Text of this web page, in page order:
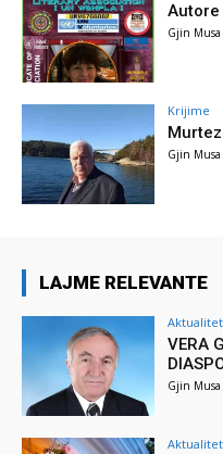
Autore
Gjin Musa
Krijime
Gjin Musa
LAJME RELEVANTE
Aktualitet
VERA
Gjin Musa
Aktualitet